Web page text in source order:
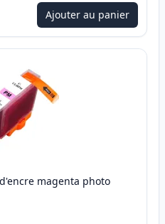
Ajouter au panier
magenta photo